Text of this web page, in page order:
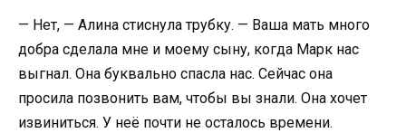
— Нет, — Алина стиснула трубку. — Ваша мать много
добра сделала мне и моему сыну, когда Марк нас
выгнал. Она буквально спасла нас. Сейчас она
просила позвонить вам, чтобы вы знали. Она хочет
извиниться. У неё почти не осталось времени.